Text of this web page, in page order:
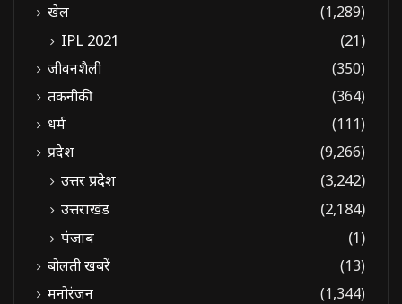
खेल
(1,289)
IPL 2021 (21)
जीवनशैली
(350)
तकनीकी
(364)
धर्म
(111)
प्रदेश
(9,266)
उत्तर प्रदेश
(3,242)
उत्तराखंड
(2,184)
पंजाब
(1)
बोलती खबरें
(13)
मनोरंजन
(1,344)